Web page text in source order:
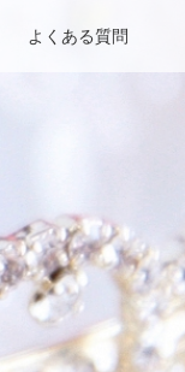
よくある質問